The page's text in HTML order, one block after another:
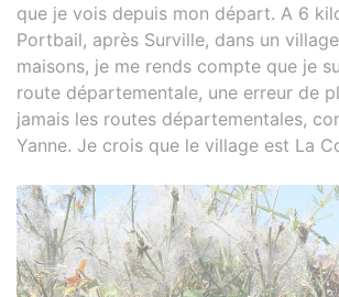
que je vois depuis mon départ. A 6
Portbail, après Surville, dans un
maisons, je me rends compte que je
route départementale, une erreur de
jamais les routes départementales,
Yanne. Je crois que le village est La